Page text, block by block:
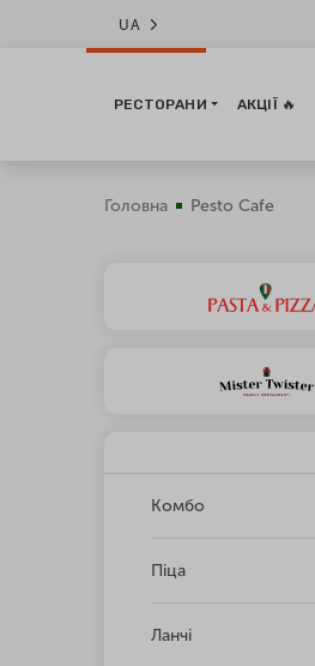
UA
РЕСТОРАНИ АКЦІЇ 🔥
Головна Pesto Cafe
Комбо
Піца
Ланчі